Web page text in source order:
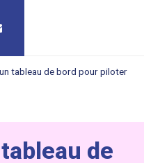
tableau de bord pour piloter
de